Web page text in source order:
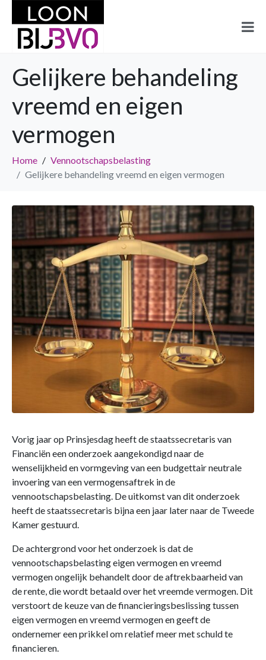
Gelijkere behandeling
vreemd en eigen
vermogen
Home
Vennootschapsbelasting
Gelijkere behandeling vreemd en eigen vermogen
Vorig jaar op Prinsjesdag heeft de staatssecretaris van
Financiën een onderzoek aangekondigd naar de
wenselijkheid en vormgeving van een budgettair neutrale
invoering van een vermogensaftrek in de
vennootschapsbelasting. De uitkomst van dit onderzoek
heeft de staatssecretaris bijna een jaar later naar de Tweede
Kamer gestuurd.
De achtergrond voor het onderzoek is dat de
vennootschapsbelasting eigen vermogen en vreemd
vermogen ongelijk behandelt door de aftrekbaarheid van
de rente, die wordt betaald over het vreemde vermogen. Dit
verstoort de keuze van de financieringsbeslissing tussen
eigen vermogen en vreemd vermogen en geeft de
ondernemer een prikkel om relatief meer met schuld te
financieren.